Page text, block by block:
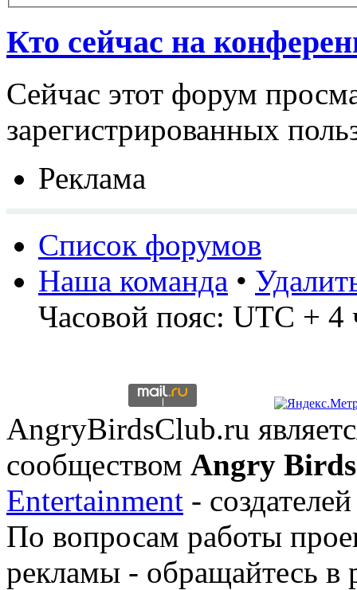
Кто сейчас на
Сейчас этот форум
зарегистрированных
Реклама
Список форумов
Наша команда •
Часовой пояс: UTC + 4
AngryBirdsClub.ru
сообществом Angry Birds
Entertainment -
По вопросам работы
рекламы - обращайтесь в